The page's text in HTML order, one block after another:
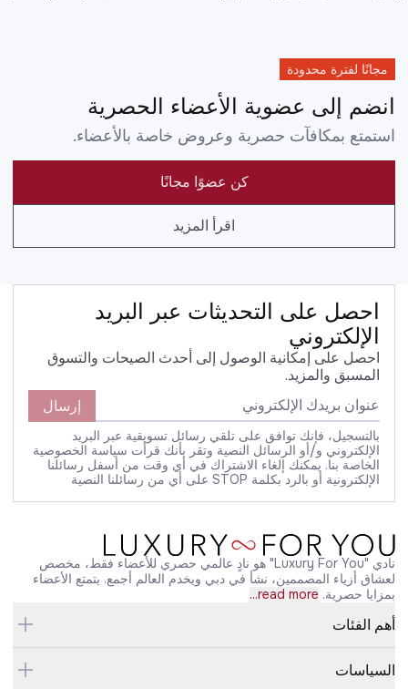
مجانًا لفترة محدودة
انضم إلى عضوية الأعضاء الحصرية
استمتع بمكافآت حصرية وعروض خاصة بالأعضاء.
كن عضوًا مجانًا
اقرأ المزيد
احصل على التحديثات عبر البريد
الإلكتروني
احصل على إمكانية الوصول إلى أحدث الصيحات والتسوق
المسبق والمزيد.
إرسال
بالتسجيل، فإنك توافق على تلقي رسائل تسويقية عبر البريد
الإلكتروني و/أو الرسائل النصية وتقر بأنك قرأت سياسة الخصوصية
الخاصة بنا. يمكنك إلغاء الاشتراك في أي وقت من أسفل رسائلنا
الإلكترونية أو بالرد بكلمة STOP على أي من رسائلنا النصية
نادي "Luxury For You" هو نادٍ عالمي حصري للأعضاء فقط، مخصص
لعشاق أزياء المصممين، نشأ في دبي ويخدم العالم أجمع. يتمتع الأعضاء
بمزايا حصرية. read more...
أهم الفئات
السياسات